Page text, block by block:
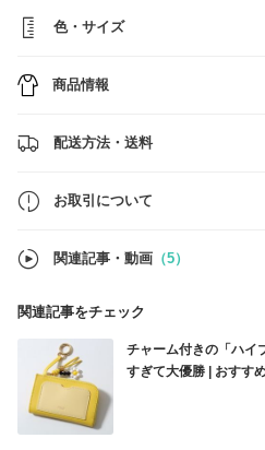
色・サイズ
商品情報
配送方法・送料
お取引について
関連記事・動画 （5）
関連記事をチェック
チャーム付きの「ハイ
すぎて大優勝 | おすす